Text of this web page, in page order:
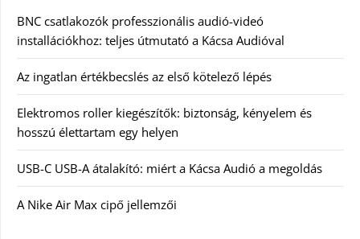
BNC csatlakozók professzionális audió-videó
installációkhoz: teljes útmutató a Kácsa Audióval
Az ingatlan értékbecslés az első kötelező lépés
Elektromos roller kiegészítők: biztonság, kényelem és
hosszú élettartam egy helyen
USB-C USB-A átalakító: miért a Kácsa Audió a megoldás
A Nike Air Max cipő jellemzői